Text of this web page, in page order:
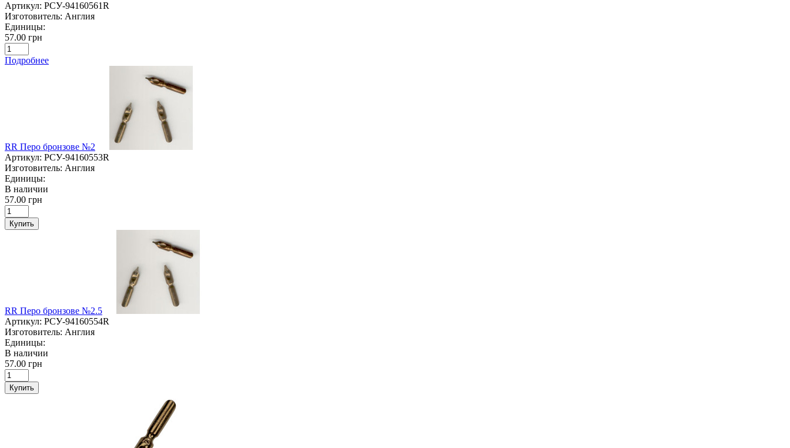
Артикул: РСУ-94160561R
Изготовитель: Англия
Единицы:
57.00 грн
Подробнее
RR Перо бронзове №2
Артикул: РСУ-94160553R
Изготовитель: Англия
Единицы:
В наличии
57.00 грн
Купить
RR Перо бронзове №2.5
Артикул: РСУ-94160554R
Изготовитель: Англия
Единицы:
В наличии
57.00 грн
Купить